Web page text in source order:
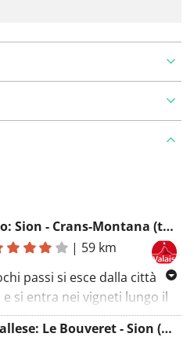
Giro ciclistico vallesano: Sion - Crans-Montana (tappa 1) Bike a Sion/Sion
| 59 km
passi si esce dalla città
e si entra nei vigneti lungo il
du Vignoble. Man mano che
Tour in bicicletta del Vallese: Le Bouveret - Sion (tappa 10) Velo a Le Bouveret